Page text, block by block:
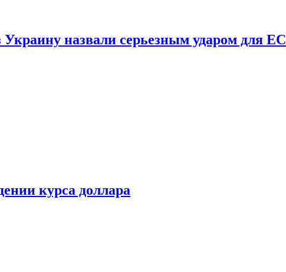
Украину назвали серьезным ударом для ЕС
курса доллара